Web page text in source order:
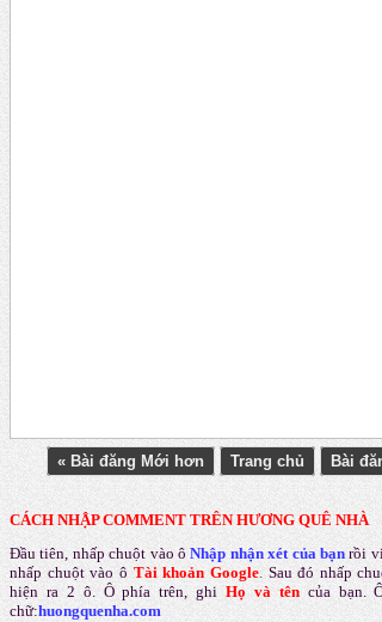
« Bài đăng Mới hơn Trang chủ Bài
CÁCH NHẬP COMMENT TRÊN HƯƠNG QUÊ NHÀ
Đầu tiên, nhấp chuột vào ô Nhập nhận xét của bạn rồi
nhấp chuột vào ô Tài khoản Google. Sau đó nhấp
hiện ra 2 ô. Ô phía trên, ghiHọ và tên của bạn.
chữ:huongquenha.com